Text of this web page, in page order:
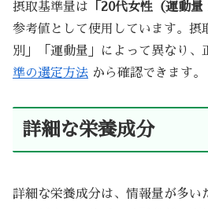
摂取基準量は 「20代女性（運動量
参考値として使用しています。摂
別」「運動量」によって異なり、
準の選定方法 から確認できます。
詳細な栄養成分
詳細な栄養成分は、情報量が多い